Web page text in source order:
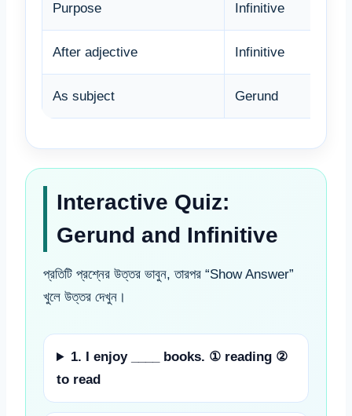
Purpose Infinitive
After adjective Infinitive
As subject Gerund
Interactive Quiz:
Gerund and Infinitive
প্রতিটি প্রশ্নের উত্তর ভাবুন, তারপর “Show Answer”
খুলে উত্তর দেখুন।
1. I enjoy ____ books. ① reading ②
to read